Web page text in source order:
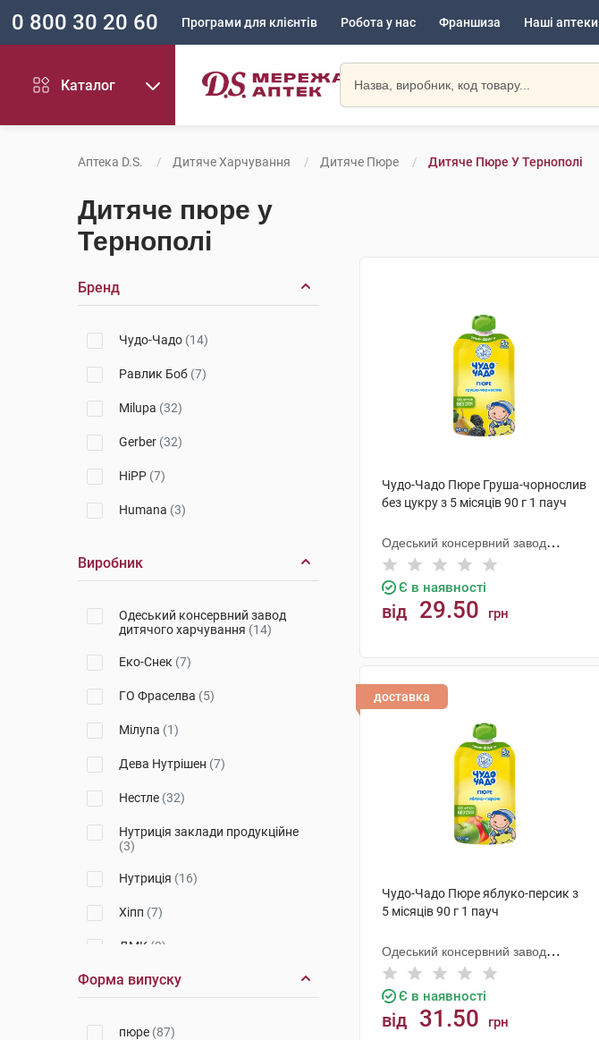
0 800 30 20 60 Програми для клієнтів Робота у нас Франшиза Наші аптеки
Каталог
Аптека D.S. Дитяче Харчування Дитяче Пюре Дитяче Пюре У Тернополі
Дитяче пюре у
Тернополі
Бренд
Чудо-Чадо (14)
Равлик Боб (7)
Milupa (32)
Gerber (32)
HiPP (7)
Humana (3)
Виробник
Одеський консервний завод
дитячого харчування (14)
Еко-Снек (7)
ГО Фраселва (5)
Мілупа (1)
Дева Нутрішен (7)
Нестле (32)
Нутриція заклади продукційне
(3)
Нутриція (16)
Хіпп (7)
ДМК (3)
Форма випуску
пюре (87)
Чудо-Чадо Пюре Груша-чорнослив
без цукру з 5 місяців 90 г 1 пауч
Одеський консервний завод
дитячого харчування
Є в наявності
від 29.50 грн
доставка
Чудо-Чадо Пюре яблуко-персик з
5 місяців 90 г 1 пауч
Одеський консервний завод
дитячого харчування
Є в наявності
від 31.50 грн